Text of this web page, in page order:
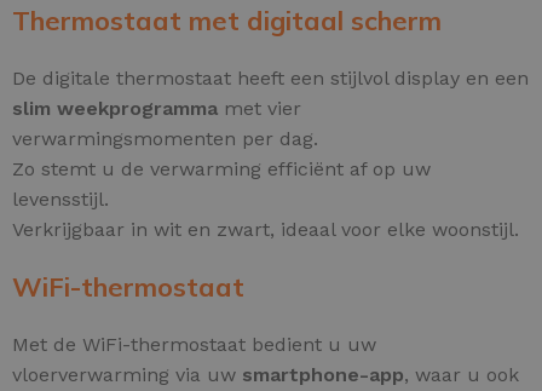
Thermostaat met digitaal scherm
De digitale thermostaat heeft een stijlvol display en een
slim weekprogramma met vier
verwarmingsmomenten per dag.
Zo stemt u de verwarming efficiënt af op uw
levensstijl.
Verkrijgbaar in wit en zwart, ideaal voor elke woonstijl.
WiFi-thermostaat
Met de WiFi-thermostaat bedient u uw
vloerverwarming via uw smartphone-app, waar u ook